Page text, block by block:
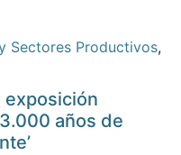
Sectores Productivos,
exposición
años de